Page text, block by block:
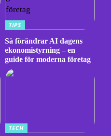
TIPS
Så förändrar AI dagens
ekonomistyrning – en
guide för moderna företag
TECH